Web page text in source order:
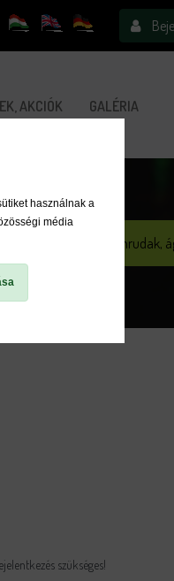
használnak a
média
AKCIÓK GALÉRIA
Fa támrudak,
szükséges!